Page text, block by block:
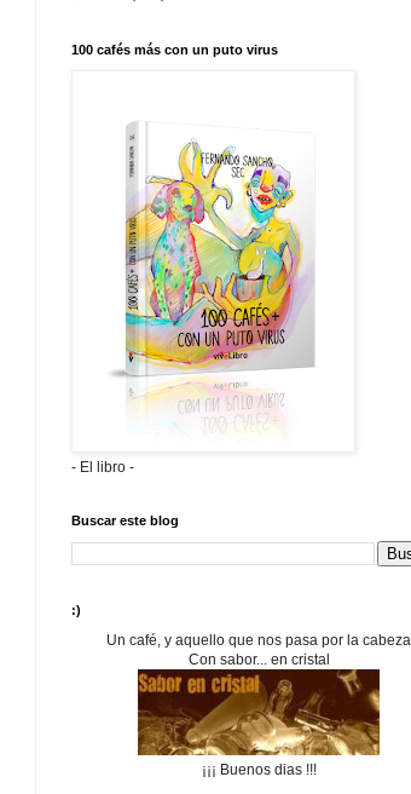
100 cafés más con un puto virus
- El libro -
Buscar este blog
:)
Un café, y aquello que nos pasa por la cabeza
Con sabor... en cristal
¡¡¡ Buenos dias !!!